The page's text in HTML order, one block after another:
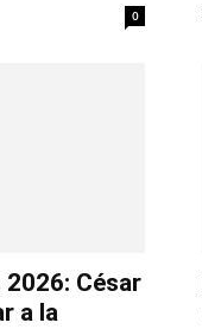
0
César
a la